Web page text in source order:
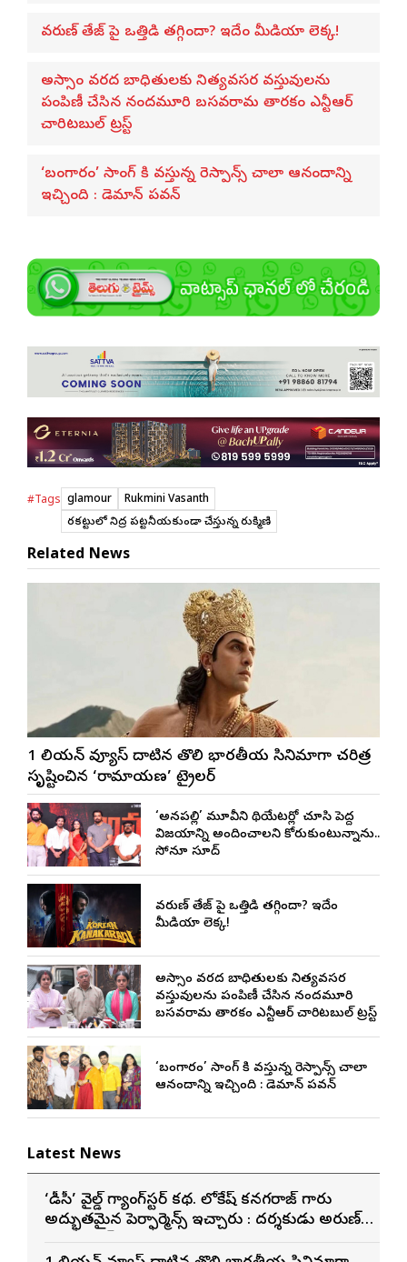
వరుణ్ తేజ్‌ పై ఒత్తిడి తగ్గిందా? ఇదేం మీడియా లెక్క!
అస్సాం వరద బాధితులకు నిత్యవసర వస్తువులను
పంపిణీ చేసిన నందమూరి బసవరామ తారకం ఎన్టీఆర్
చారిటబుల్ ట్రస్ట్
‘బంగారం’ సాంగ్ కి వస్తున్న రెస్పాన్స్ చాలా ఆనందాన్ని
ఇచ్చింది : డెమాన్ పవన్
#Tags glamour
Rukmini Vasanth
చీర‌క‌ట్టులో నిద్ర ప‌ట్ట‌నీయ‌కుండా చేస్తున్న రుక్మిణి
Related News
1 బిలియన్ వ్యూస్ దాటిన తొలి భారతీయ సినిమాగా చరిత్ర
సృష్టించిన ‘రామాయణ’ ట్రైలర్
‘అనకాపల్లి’ మూవీని థియేటర్లో చూసి పెద్ద
విజయాన్ని అందించాలని కోరుకుంటున్నాను..
సోనూ సూద్
వరుణ్ తేజ్‌ పై ఒత్తిడి తగ్గిందా? ఇదేం
మీడియా లెక్క!
అస్సాం వరద బాధితులకు నిత్యవసర
వస్తువులను పంపిణీ చేసిన నందమూరి
బసవరామ తారకం ఎన్టీఆర్ చారిటబుల్ ట్రస్ట్
‘బంగారం’ సాంగ్ కి వస్తున్న రెస్పాన్స్ చాలా
ఆనందాన్ని ఇచ్చింది : డెమాన్ పవన్
Latest News
‘డీసీ’ వైల్డ్ గ్యాంగ్‌స్టర్ కథ. లోకేష్ కనగరాజ్ గారు
అద్భుతమైన పెర్ఫార్మెన్స్ ఇచ్చారు : దర్శకుడు అరుణ్